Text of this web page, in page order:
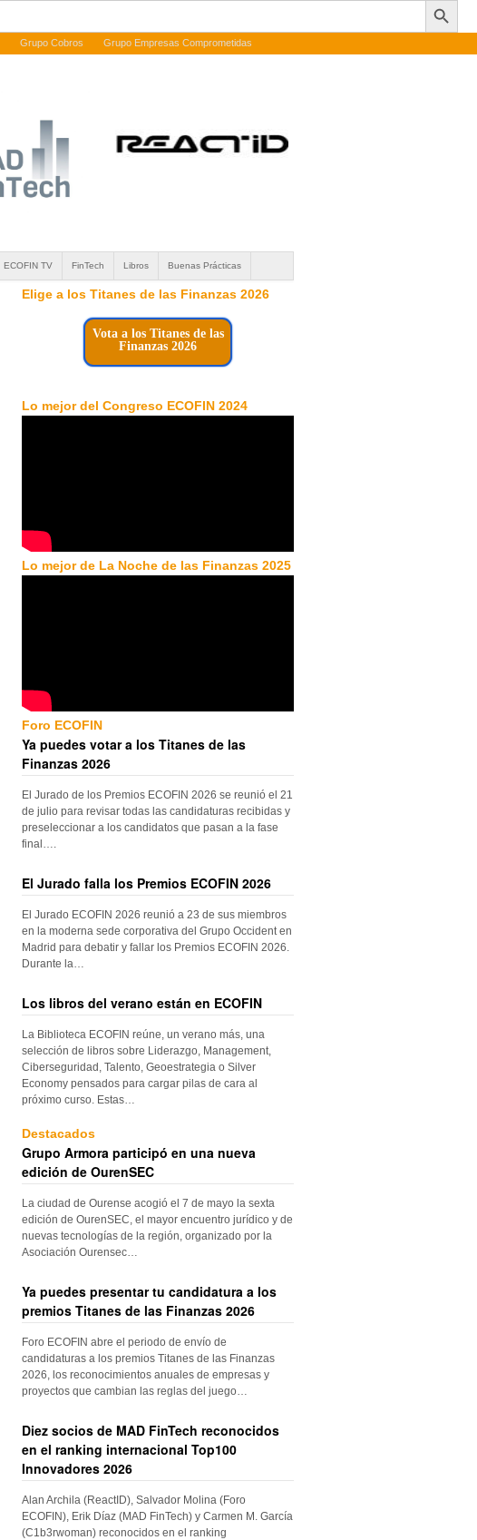
Grupo Cobros Grupo Empresas Comprometidas
ECOFIN TV FinTech Libros Buenas Prácticas
Elige a los Titanes de las Finanzas 2026
Vota a los Titanes de las
Finanzas 2026
Lo mejor del Congreso ECOFIN 2024
Lo mejor de La Noche de las Finanzas 2025
Foro ECOFIN
Ya puedes votar a los Titanes de las
Finanzas 2026
El Jurado de los Premios ECOFIN 2026 se reunió el 21
de julio para revisar todas las candidaturas recibidas y
preseleccionar a los candidatos que pasan a la fase
final….
El Jurado falla los Premios ECOFIN 2026
El Jurado ECOFIN 2026 reunió a 23 de sus miembros
en la moderna sede corporativa del Grupo Occident en
Madrid para debatir y fallar los Premios ECOFIN 2026.
Durante la…
Los libros del verano están en ECOFIN
La Biblioteca ECOFIN reúne, un verano más, una
selección de libros sobre Liderazgo, Management,
Ciberseguridad, Talento, Geoestrategia o Silver
Economy pensados para cargar pilas de cara al
próximo curso. Estas…
Destacados
Grupo Armora participó en una nueva
edición de OurenSEC
La ciudad de Ourense acogió el 7 de mayo la sexta
edición de OurenSEC, el mayor encuentro jurídico y de
nuevas tecnologías de la región, organizado por la
Asociación Ourensec…
Ya puedes presentar tu candidatura a los
premios Titanes de las Finanzas 2026
Foro ECOFIN abre el periodo de envío de
candidaturas a los premios Titanes de las Finanzas
2026, los reconocimientos anuales de empresas y
proyectos que cambian las reglas del juego…
Diez socios de MAD FinTech reconocidos
en el ranking internacional Top100
Innovadores 2026
Alan Archila (ReactID), Salvador Molina (Foro
ECOFIN), Erik Díaz (MAD FinTech) y Carmen M. García
(C1b3rwoman) reconocidos en el ranking